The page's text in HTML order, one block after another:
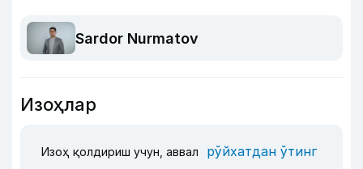
Sardor Nurmatov
Изоҳлар
Изоҳ қолдириш учун, аввал рўйхатдан ўтинг